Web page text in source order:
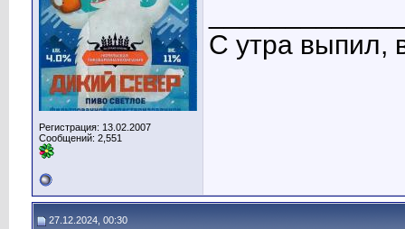
Регистрация: 13.02.2007
Сообщений: 2,551
С утра выпил,
27.12.2024, 00:30